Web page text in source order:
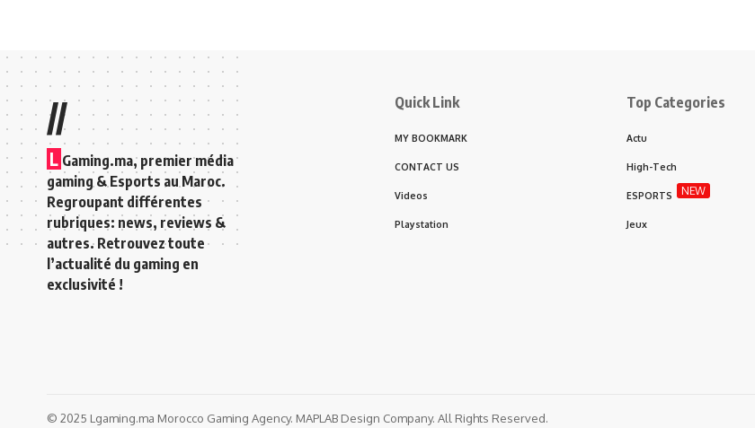
//
L Gaming.ma, premier média
gaming & Esports au Maroc.
Regroupant différentes
rubriques: news, reviews &
autres. Retrouvez toute
l’actualité du gaming en
exclusivité !
Quick Link
MY BOOKMARK
CONTACT US
Videos
Playstation
Top Categories
Actu
High-Tech
ESPORTS NEW
Jeux
© 2025 Lgaming.ma Morocco Gaming Agency. MAPLAB Design Company. All Rights Reserved.